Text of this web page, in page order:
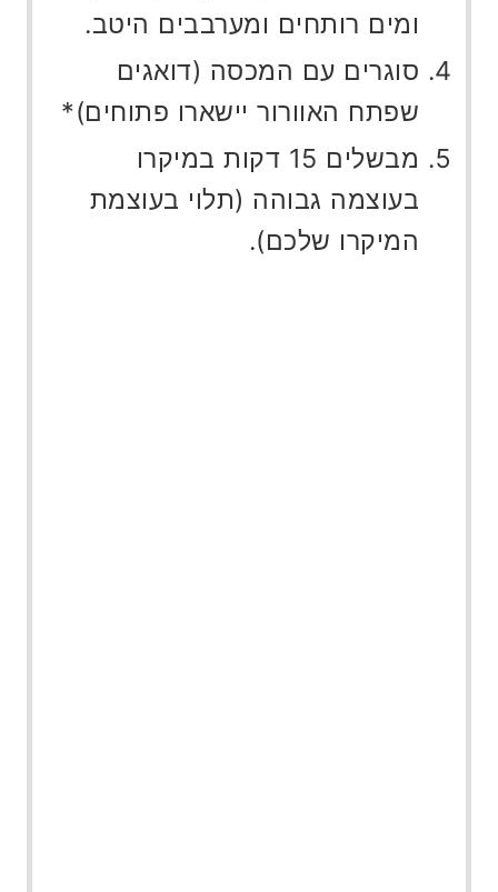
ומים רותחים ומערבבים היטב.
סוגרים עם המכסה (דואגים
שפתח האוורור יישארו פתוחים)*
מבשלים 15 דקות במיקרו
בעוצמה גבוהה (תלוי בעוצמת
המיקרו שלכם).